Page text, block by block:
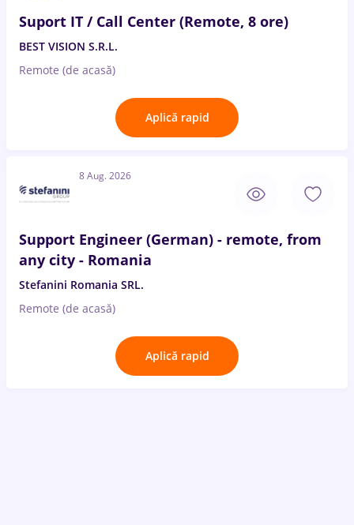
Suport IT / Call Center (Remote, 8 ore)
BEST VISION S.R.L.
Remote (de acasă)
Aplică rapid
8 Aug. 2026
Support Engineer (German) - remote, from
any city - Romania
Stefanini Romania SRL.
Remote (de acasă)
Aplică rapid